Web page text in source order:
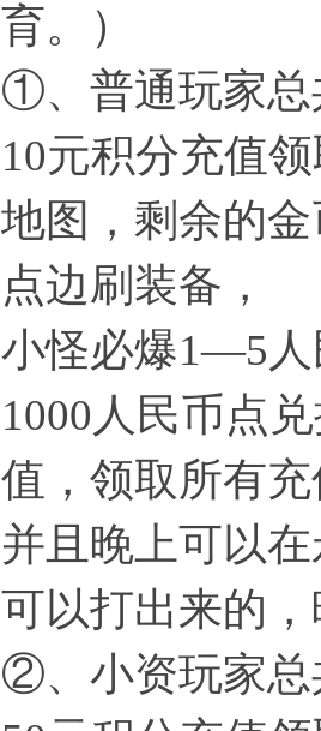
育。）
①、普通玩家总
10元积分充值
地图，剩余的
点边刷装备，
小怪必爆1—5人
1000人民币点
值，领取所有
并且晚上可以
可以打出来的
②、小资玩家总